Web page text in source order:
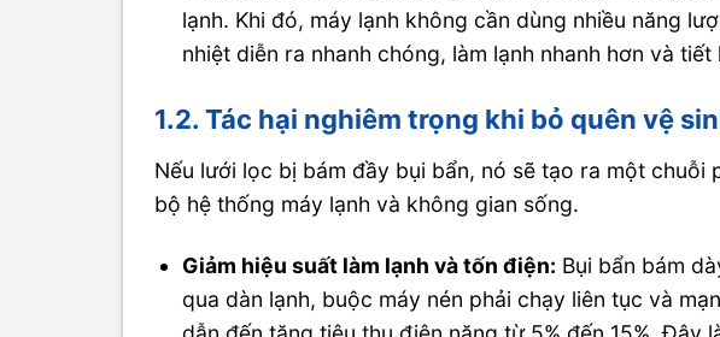
lạnh. Khi đó, máy lạnh không cần dùng nhiều năng
nhiệt diễn ra nhanh chóng, làm lạnh nhanh hơn và tiết
1.2. Tác hại nghiêm trọng khi bỏ quên vệ
Nếu lưới lọc bị bám đầy bụi bẩn, nó sẽ tạo ra một
bộ hệ thống máy lạnh và không gian sống.
Giảm hiệu suất làm lạnh và tốn điện: Bụi bẩn bám
qua dàn lạnh, buộc máy nén phải chạy liên tục và